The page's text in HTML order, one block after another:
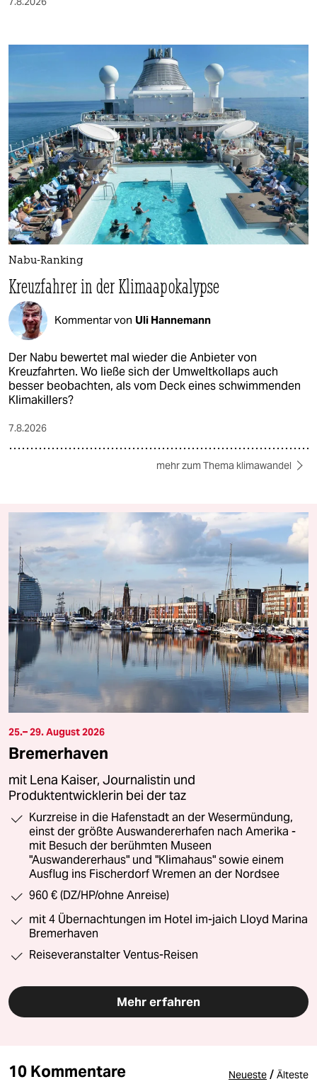
Nabu-Ranking
Kreuzfahrer in der Klimaapokalypse
Kommentar von Uli Hannemann
Der Nabu bewertet mal wieder die Anbieter von
Kreuzfahrten. Wo ließe sich der Umweltkollaps auch
besser beobachten, als vom Deck eines schwimmenden
Klimakillers?
7.8.2026
mehr zum Thema klimawandel
25.– 29. August 2026
Bremerhaven
mit Lena Kaiser, Journalistin und
Produktentwicklerin bei der taz
Kurzreise in die Hafenstadt an der Wesermündung,
einst der größte Auswandererhafen nach Amerika -
mit Besuch der berühmten Museen
"Auswandererhaus" und "Klimahaus" sowie einem
Ausflug ins Fischerdorf Wremen an der Nordsee
960 € (DZ/HP/ohne Anreise)
mit 4 Übernachtungen im Hotel im-jaich Lloyd Marina
Bremerhaven
Reiseveranstalter Ventus-Reisen
Mehr erfahren
10 Kommentare Neueste / Älteste